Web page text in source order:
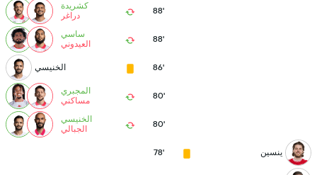
88'
كشريدة
دراغر
88'
ساسي
العيدوني
86' الخنيسي
80'
المجبري
مساكني
80'
الخنيسي
الجبالي
ينسين 78'